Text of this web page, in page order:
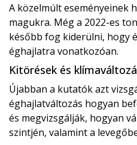
A közelmúlt eseményeinek
magukra. Még a 2022-es
később fog kiderülni, hogy
éghajlatra vonatkozóan.
Kitörések és
Újabban a kutatók azt
éghajlatváltozás hogyan
és megvizsgálják, hogyan
szintjén, valamint a